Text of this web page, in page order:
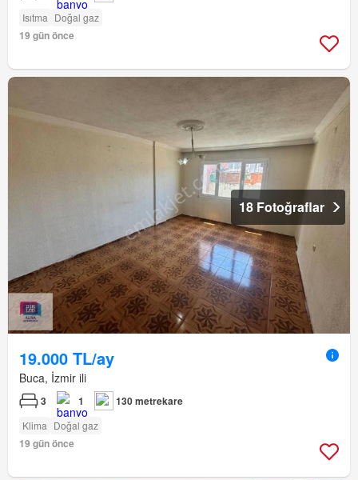
Isıtma Doğal gaz
19 gün önce
18 Fotoğraflar
19.000 TL/ay
Buca, İzmir ili
3 1 130 metrekare
Klima Doğal gaz
19 gün önce